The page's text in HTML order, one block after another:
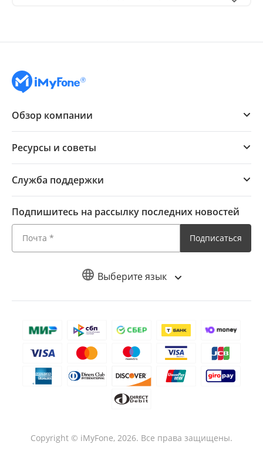
Выберите язык
Обзор компании
Ресурсы и советы
Служба поддержки
Подпишитесь на рассылку последних новостей
Подписаться
Copyright © iMyFone, 2026. Все права защищены.